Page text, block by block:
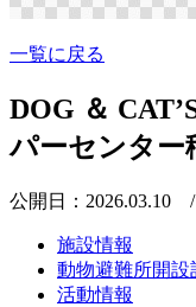
一覧に戻る
DOG ＆
パーセンター
公開日：2026.03.10 /
施設情報
動物避難所開設
活動情報